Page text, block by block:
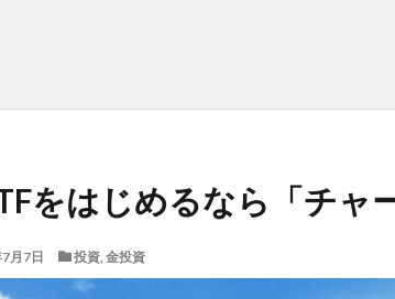
をはじめるなら「チャ
月7日 投資, 金投資